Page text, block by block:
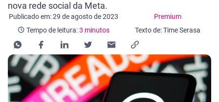
nova rede social da Meta.
Publicado em: 29 de agosto de 2023 Premium
Categoria Premium
Tempo de leitura:3 minutos
Tempo de leitura: 3 minutos
Texto de: Time Serasa